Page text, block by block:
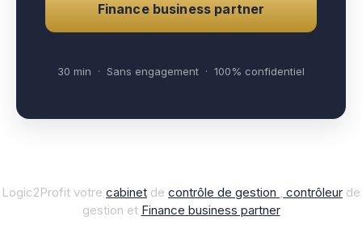
Finance business partner
30 min · Sans engagement · 100% confidentiel
Logic2Profit votre cabinet de contrôle de gestion , contrôleur de
gestion et Finance business partner